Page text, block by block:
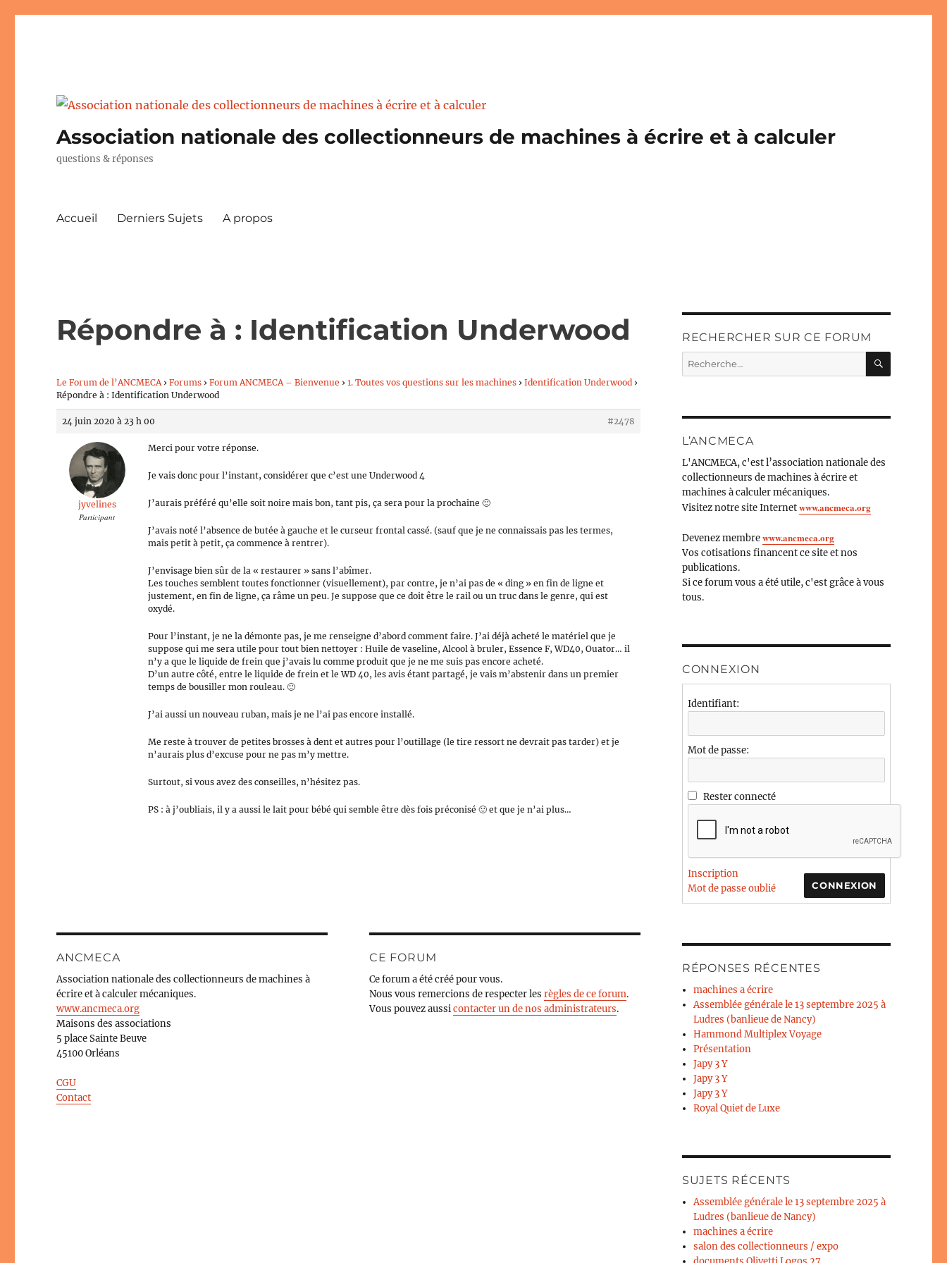
Association nationale des collectionneurs de machines à écrire et à calculer
questions & réponses
Accueil Derniers Sujets A propos
Répondre à : Identification Underwood
Le Forum de l’ANCMECA › Forums › Forum ANCMECA – Bienvenue › 1. Toutes vos questions sur les machines › Identification Underwood ›
Répondre à : Identification Underwood
24 juin 2020 à 23 h 00 #2478
jyvelines
Participant
Merci pour votre réponse.
Je vais donc pour l’instant, considérer que c’est une Underwood 4
J’aurais préféré qu’elle soit noire mais bon, tant pis, ça sera pour la prochaine 🙂
J’avais noté l’absence de butée à gauche et le curseur frontal cassé. (sauf que je ne connaissais pas les termes,
mais petit à petit, ça commence à rentrer).
J’envisage bien sûr de la « restaurer » sans l’abîmer.
Les touches semblent toutes fonctionner (visuellement), par contre, je n’ai pas de « ding » en fin de ligne et
justement, en fin de ligne, ça râme un peu. Je suppose que ce doit être le rail ou un truc dans le genre, qui est
oxydé.
Pour l’instant, je ne la démonte pas, je me renseigne d’abord comment faire. J’ai déjà acheté le matériel que je
suppose qui me sera utile pour tout bien nettoyer : Huile de vaseline, Alcool à bruler, Essence F, WD40, Ouator… il
n’y a que le liquide de frein que j’avais lu comme produit que je ne me suis pas encore acheté.
D’un autre côté, entre le liquide de frein et le WD 40, les avis étant partagé, je vais m’abstenir dans un premier
temps de bousiller mon rouleau. 🙂
J’ai aussi un nouveau ruban, mais je ne l’ai pas encore installé.
Me reste à trouver de petites brosses à dent et autres pour l’outillage (le tire ressort ne devrait pas tarder) et je
n’aurais plus d’excuse pour ne pas m’y mettre.
Surtout, si vous avez des conseilles, n’hésitez pas.
PS : à j’oubliais, il y a aussi le lait pour bébé qui semble être dès fois préconisé 🙂 et que je n’ai plus…
ANCMECA
Association nationale des collectionneurs de machines à
écrire et à calculer mécaniques.
www.ancmeca.org
Maisons des associations
5 place Sainte Beuve
45100 Orléans
CGU
Contact
CE FORUM
Ce forum a été créé pour vous.
Nous vous remercions de respecter lesrègles de ce forum.
Vous pouvez aussicontacter un de nos administrateurs.
RECHERCHER SUR CE FORUM
Recherche
pour :
L’ANCMECA
L'ANCMECA, c'est l’association nationale des
collectionneurs de machines à écrire et
machines à calculer mécaniques.
Visitez notre site Internetwww.ancmeca.org
Devenez membrewww.ancmeca.org
Vos cotisations financent ce site et nos
publications.
Si ce forum vous a été utile, c'est grâce à vous
tous.
CONNEXION
Identifiant:
Mot de passe:
Rester connecté
CONNEXION
Inscription
Mot de passe oublié
RÉPONSES RÉCENTES
machines a écrire
Assemblée générale le 13 septembre 2025 à
Ludres (banlieue de Nancy)
Hammond Multiplex Voyage
Présentation
Japy 3 Y
Japy 3 Y
Japy 3 Y
Royal Quiet de Luxe
SUJETS RÉCENTS
Assemblée générale le 13 septembre 2025 à
Ludres (banlieue de Nancy)
machines a écrire
salon des collectionneurs / expo